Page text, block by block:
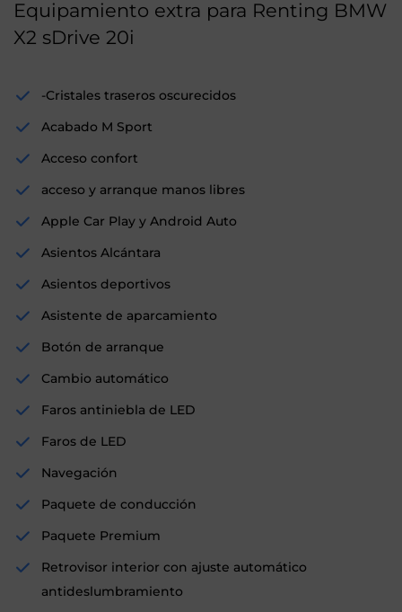
Equipamiento extra para Renting BMW
X2 sDrive 20i
-Cristales traseros oscurecidos
Acabado M Sport
Acceso confort
acceso y arranque manos libres
Apple Car Play y Android Auto
Asientos Alcántara
Asientos deportivos
Asistente de aparcamiento
Botón de arranque
Cambio automático
Faros antiniebla de LED
Faros de LED
Navegación
Paquete de conducción
Paquete Premium
Retrovisor interior con ajuste automático
antideslumbramiento